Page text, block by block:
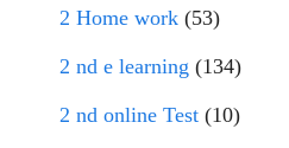
2 Home work (53)
2 nd e learning (134)
2 nd online Test (10)